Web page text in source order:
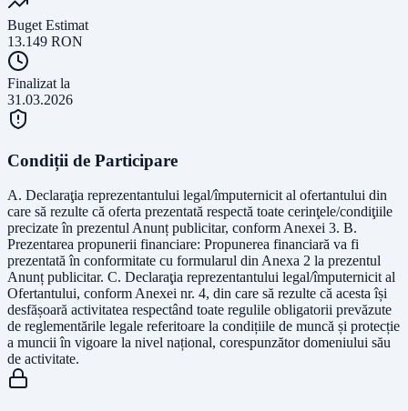
Buget Estimat
13.149 RON
Finalizat la
31.03.2026
Condiții de Participare
A. Declaraţia reprezentantului legal/împuternicit al ofertantului din
care să rezulte că oferta prezentată respectă toate cerinţele/condiţiile
precizate în prezentul Anunț publicitar, conform Anexei 3. B.
Prezentarea propunerii financiare: Propunerea financiară va fi
prezentată în conformitate cu formularul din Anexa 2 la prezentul
Anunț publicitar. C. Declaraţia reprezentantului legal/împuternicit al
Ofertantului, conform Anexei nr. 4, din care să rezulte că acesta își
desfășoară activitatea respectând toate regulile obligatorii prevăzute
de reglementările legale referitoare la condițiile de muncă și protecție
a muncii în vigoare la nivel național, corespunzător domeniului său
de activitate.